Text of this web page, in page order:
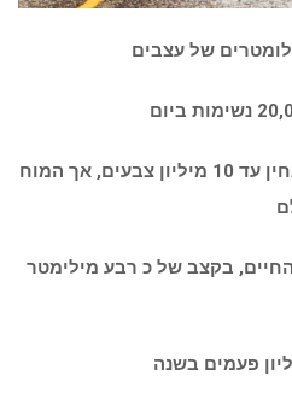
10. העין האנושית יכולה להבחין עד 10 מיליון צבעים, אך המוח
החיים, בקצב של כ רבע מילימטר